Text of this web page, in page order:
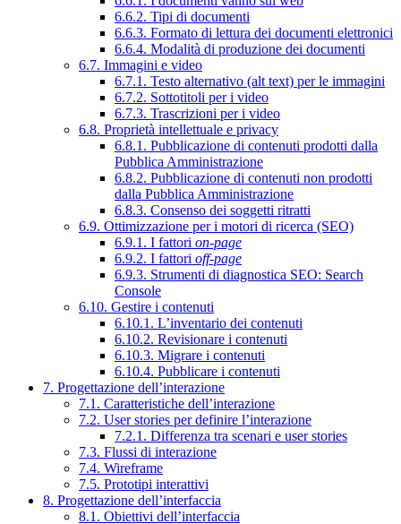
6.6.2. Tipi di documenti
6.6.3. Formato di lettura dei documenti elettronici
6.6.4. Modalità di produzione dei documenti
6.7. Immagini e video
6.7.1. Testo alternativo (alt text) per le immagini
6.7.2. Sottotitoli per i video
6.7.3. Trascrizioni per i video
6.8. Proprietà intellettuale e privacy
6.8.1. Pubblicazione di contenuti prodotti dalla
Pubblica Amministrazione
6.8.2. Pubblicazione di contenuti non prodotti
dalla Pubblica Amministrazione
6.8.3. Consenso dei soggetti ritratti
6.9. Ottimizzazione per i motori di ricerca (SEO)
6.9.1. I fattori on-page
6.9.2. I fattori off-page
6.9.3. Strumenti di diagnostica SEO: Search
Console
6.10. Gestire i contenuti
6.10.1. L’inventario dei contenuti
6.10.2. Revisionare i contenuti
6.10.3. Migrare i contenuti
6.10.4. Pubblicare i contenuti
7. Progettazione dell’interazione
7.1. Caratteristiche dell’interazione
7.2. User stories per definire l’interazione
7.2.1. Differenza tra scenari e user stories
7.3. Flussi di interazione
7.4. Wireframe
7.5. Prototipi interattivi
8. Progettazione dell’interfaccia
8.1. Obiettivi dell’interfaccia